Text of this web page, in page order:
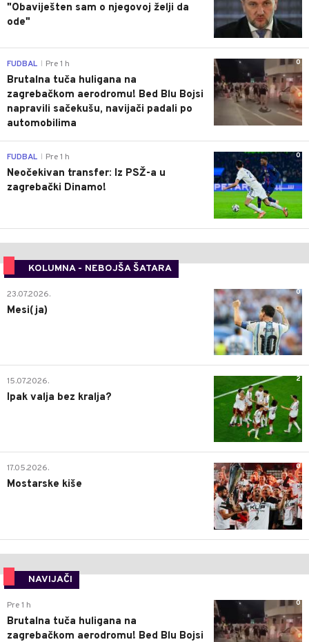
"Obaviješten sam o njegovoj želji da
ode"
0
FUDBAL Pre 1 h
Brutalna tuča huligana na
zagrebačkom aerodromu! Bed Blu Bojsi
napravili sačekušu, navijači padali po
automobilima
0
FUDBAL Pre 1 h
Neočekivan transfer: Iz PSŽ-a u
zagrebački Dinamo!
KOLUMNA - NEBOJŠA ŠATARA
0
23.07.2026.
Mesi(ja)
2
15.07.2026.
Ipak valja bez kralja?
0
17.05.2026.
Mostarske kiše
NAVIJAČI
0
Pre 1 h
Brutalna tuča huligana na
zagrebačkom aerodromu! Bed Blu Bojsi